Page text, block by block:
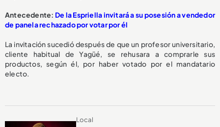
Antecedente: De la Espriella invitará a su posesión a vendedor
de panela rechazado por votar por él
La invitación sucedió después de que un profesor universitario,
cliente habitual de Yagüé, se rehusara a comprarle sus
productos, según él, por haber votado por el mandatario
electo.
Local